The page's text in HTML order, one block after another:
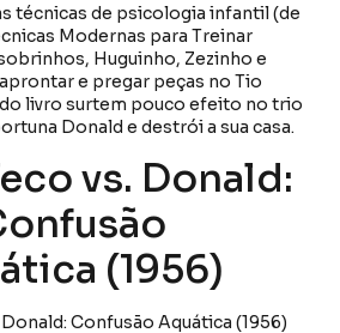
técnicas de psicologia infantil (de
Modernas para Treinar
Huguinho, Zezinho e
e pregar peças no Tio
livro surtem pouco efeito no trio
Donald e destrói a sua casa.
vs. Donald:
(1956)